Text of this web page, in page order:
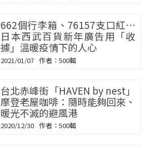
662個行李箱、76157支口紅⋯
日本西武百貨新年廣告用「收
據」溫暖疫情下的人心
2021/01/07 500輯
台北赤峰街「HAVEN by nest」
摩登老屋咖啡：隨時能夠回來、
暖光不滅的避風港
2020/12/30 500輯